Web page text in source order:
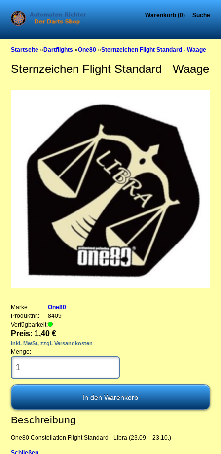
Warenkorb (0) Suche
Startseite »Dartflights »One80 »Sternzeichen Flight Standard - Waage
Sternzeichen Flight Standard - Waage
Marke:
One80
Produktnr.:
8409
Verfügbarkeit:
Preis: 1,40 €
inkl. MwSt, zzgl.Versandkosten
Menge:
Beschreibung
One80 Constellation Flight Standard - Libra (23.09. - 23.10.)